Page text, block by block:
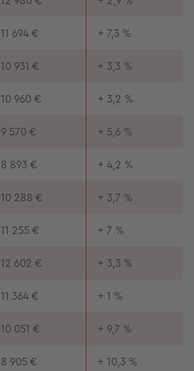
11 694 € + 7,3 %
10 931 € + 3,3 %
10 960 € + 3,2 %
9 570 € + 5,6 %
8 893 € + 4,2 %
10 288 € + 3,7 %
11 255 € + 7 %
12 602 € + 3,3 %
11 364 € + 1 %
10 051 € + 9,7 %
8 905 € + 10,3 %